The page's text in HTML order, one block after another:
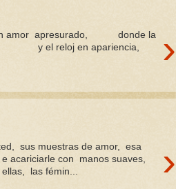
›
apresurado, donde la
y el reloj en apariencia,
›
sus muestras de amor, esa
acariciarle con manos suaves,
las fémin...